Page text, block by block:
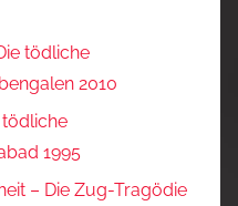
tödliche
2010
tödliche
1995
– Die Zug-Tragödie